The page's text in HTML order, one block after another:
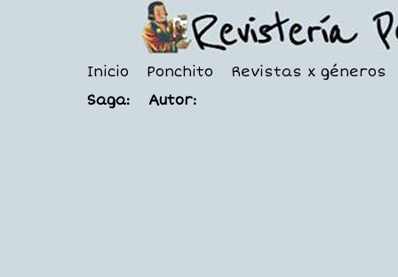
Inicio Ponchito
Revistas x géneros
Saga:
Autor: